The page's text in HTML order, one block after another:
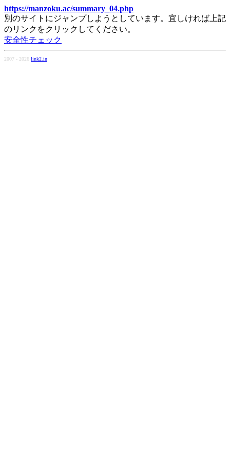
https://manzoku.ac/summary_04.php
別のサイトにジャンプしようとしています。宜しければ上記
のリンクをクリックしてください。
安全性チェック
2007 - 2026 link2.in